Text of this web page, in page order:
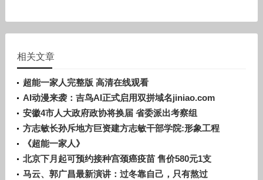
相关文章
超能一家人完整版 高清在线观看
AI动漫来袭：吉鸟AI正式启用双拼域名jiniao.com
安徽4市人大政府政协将换届 省委派出考察组
方志敏长孙斥地方巨资建方志敏干部学院:形象工程
《超能一家人》
北京下月起可预约接种宫颈癌疫苗 售价580元1支
马云、郭广昌最新演讲：过冬靠自己，只有熬过